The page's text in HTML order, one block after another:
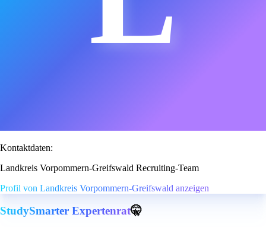
Kontaktdaten:
Landkreis Vorpommern-Greifswald Recruiting-Team
Profil von Landkreis Vorpommern-Greifswald anzeigen
StudySmarter Expertenrat🤫